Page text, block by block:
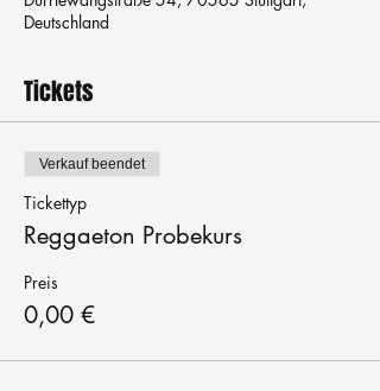
Deutschland
Tickets
Verkauf beendet
Tickettyp
Reggaeton Probekurs
Preis
0,00 €